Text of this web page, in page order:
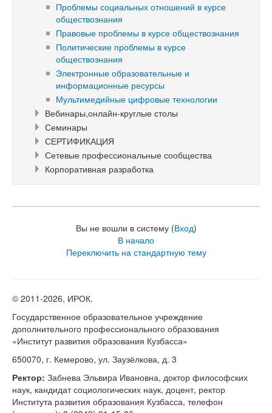
Проблемы социальных отношений в курсе
обществознания
Правовые проблемы в курсе обществознания
Политические проблемы в курсе
обществознания
Электронные образовательные и
информационные ресурсы
Мультимедийные цифровые технологии
Вебинары,онлайн-круглые столы
Семинары
СЕРТИФИКАЦИЯ
Сетевые профессиональные сообщества
Корпоративная разработка
Вы не вошли в систему (Вход)
В начало
Переключить на стандартную тему
© 2011-2026, ИРОК.
Государственное образовательное учреждение
дополнительного профессионального образования
«Институт развития образования Кузбасса»
650070, г. Кемерово, ул. Заузёлкова, д. 3
Ректор: Забнева Эльвира Ивановна, доктор философских
наук, кандидат социологических наук, доцент, ректор
Института развития образования Кузбасса, телефон